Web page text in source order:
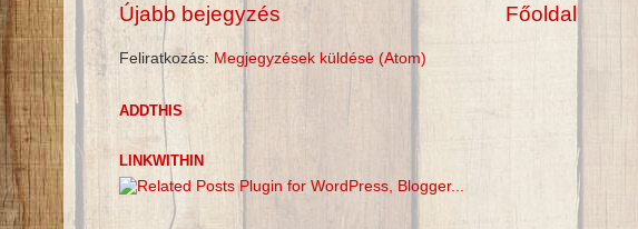
Újabb bejegyzés Főoldal
Feliratkozás: Megjegyzések küldése (Atom)
ADDTHIS
LINKWITHIN